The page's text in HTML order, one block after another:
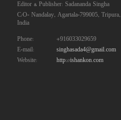
Editor & Publisher: Sadananda Singha
C/O- Nandalay, Agartala-799005, Tripura,
India
Phone:
+916033029659
E-mail:
singhasada4@gmail.com
Website:
http://ishankon.com